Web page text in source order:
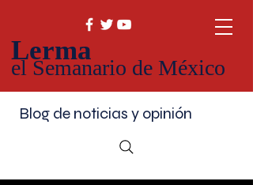
Lerma
el Semanario de México
Blog de noticias y opinión